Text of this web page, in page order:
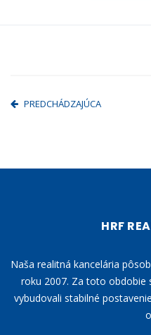
PREDCHÁDZAJÚCA
HRF
Naša realitná kancelária
roku 2007. Za toto obdobie
vybudovali stabilné